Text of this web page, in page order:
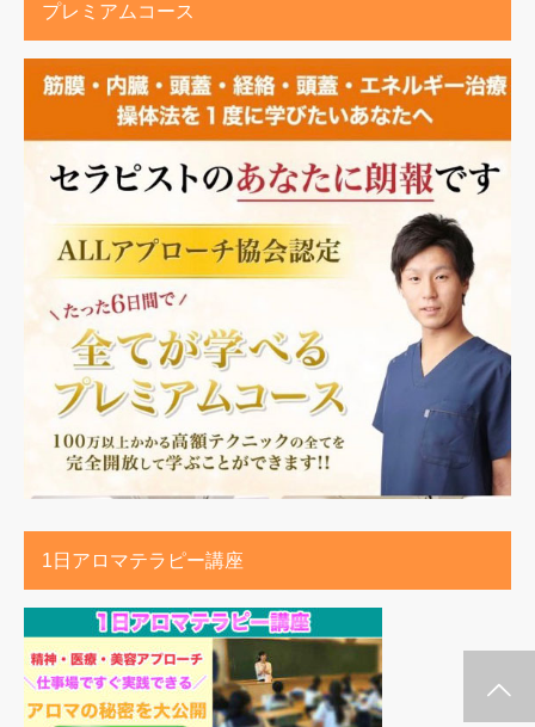
プレミアムコース
1日アロマテラピー講座
施術メルマガ 公式LINE @ 公式YouTube インスタグラム 代表プロフィー
セミナー案内